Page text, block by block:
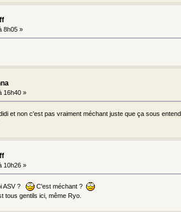
8h05 »
16h40 »
et non c'est pas vraiment méchant juste que ça sous
10h26 »
ASV ?
C'est méchant ?
tous gentils ici, même Ryo.